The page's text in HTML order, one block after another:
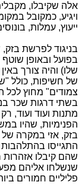
אלה שקיבלו,
ויגיע, כמקובל
ייעוץ, עמלות,
בניגוד לפרשת
בפועל ובאופן
שלו) והיה צורך
של חשיפות, כולל
צמודים" מחוץ לכל
בשתי דרגות שכר
מתנות ועוד ועוד,
הפנימיות, שהיו
בזק, אזי במקרה של "תיק
התגייסו
שהם קיבלו אזהרות
שנשלחו אליהם
פליליים חמורים